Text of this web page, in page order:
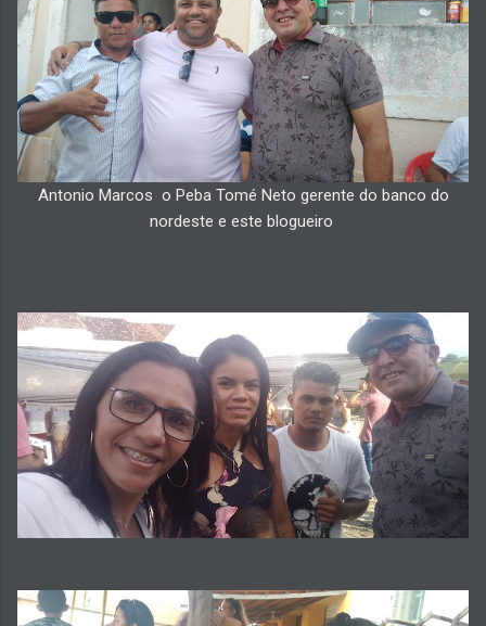
Antonio Marcos o Peba Tomé Neto gerente do banco do
nordeste e este blogueiro